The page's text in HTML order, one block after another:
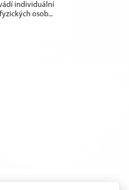
individuální
osob...